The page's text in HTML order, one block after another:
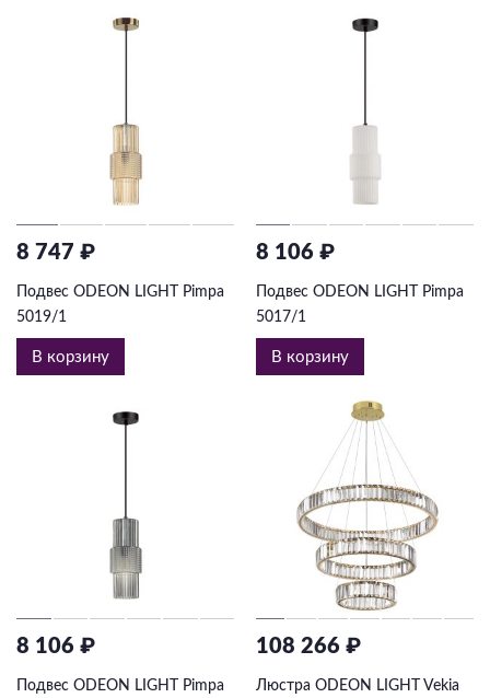
8 747 ₽
Подвес ODEON LIGHT Pimpa
5019/1
В корзину
8 106 ₽
Подвес ODEON LIGHT Pimpa
5017/1
В корзину
8 106 ₽
Подвес ODEON LIGHT Pimpa
108 266 ₽
Люстра ODEON LIGHT Vekia